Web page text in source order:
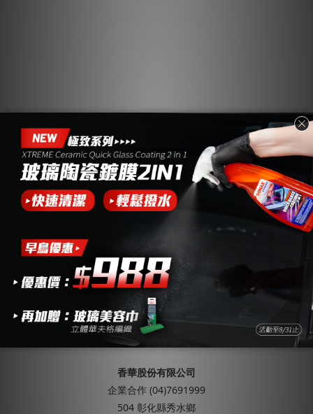
光滑洗車精 500ml |
中性.極潤
NT$199 ~ NT$358
NT$500
加入購物車
萬用清潔劑 500ml |
鳥糞.昆蟲
NT$199 ~ NT$359
NT$600
加入購物車
FOLLOW US ON
香華股份有限公司
企業合作 (04)7691999
504 彰化縣秀水鄉